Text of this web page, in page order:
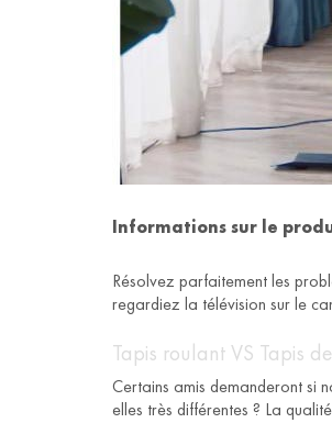
Informations sur le
Résolvez parfaitement les
regardiez la télévision sur le
Tapis roulant VS Tapis
Certains amis demanderont si
elles très différentes ? La